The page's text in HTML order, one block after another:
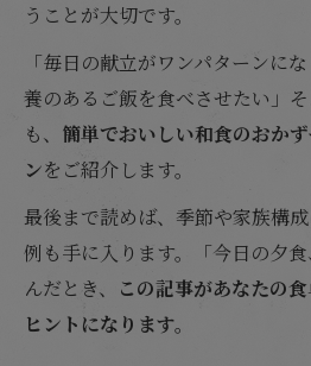
うことが大切です。
「毎日の献立がワンパターンに
養のあるご飯を食べさせたい」
も、 簡単でおいしい和食のおか
ンをご紹介します。
最後まで読めば、季節や家族構
例も手に入ります。「今日の夕
んだとき、
この記事があなたの
ヒントになります。